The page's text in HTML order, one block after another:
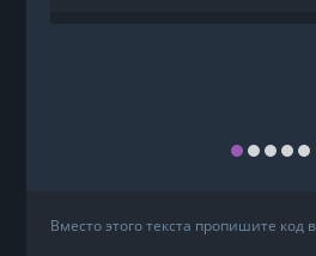
Вместо этого текста пропишите код